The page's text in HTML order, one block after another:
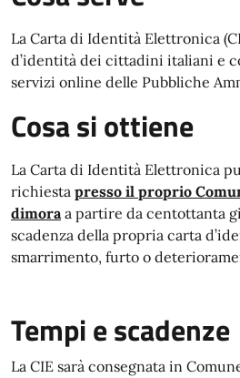
La Carta di Identità Elettronica
d’identità dei cittadini italiani e
servizi online delle Pubbliche
Cosa si ottiene
La Carta di Identità Elettronica
richiesta presso il proprio
dimoraa partire da centottanta
scadenza della propria carta
smarrimento, furto o
Tempi e scadenze
La CIE sarà consegnata in